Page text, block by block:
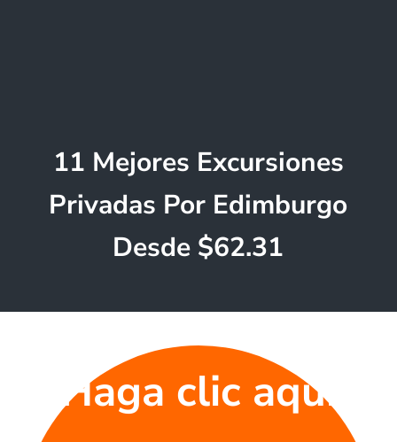
11 Mejores Excursiones
Privadas Por Edimburgo
Desde $62.31
Haga clic aquí